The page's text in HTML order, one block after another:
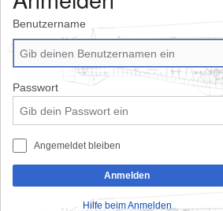
Benutzername
Passwort
Angemeldet bleiben
Anmelden
Hilfe beim Anmelden